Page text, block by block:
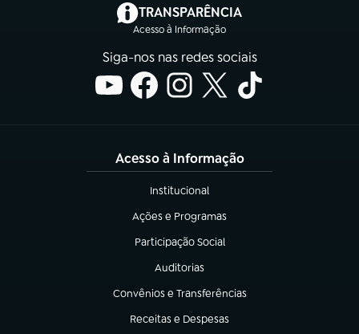
TRANSPARÊNCIA
Acesso à Informação
(abre em nova aba)
Siga-nos nas redes sociais
Acesso à Informação
Institucional
(abre em nova aba)
Ações e Programas
(abre em nova aba)
Participação Social
(abre em nova aba)
Auditorias
(abre em nova aba)
Convênios e Transferências
(abre em nova aba)
Receitas e Despesas
(abre em nova aba)